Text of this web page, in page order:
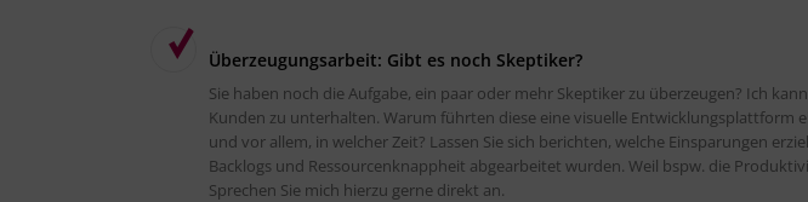
Überzeugungsarbeit: Gibt es noch Skeptiker?
Sie haben noch die Aufgabe, ein paar oder mehr Skeptiker zu überzeugen? Ich
Kunden zu unterhalten. Warum führten diese eine visuelle Entwicklungsplattform
und vor allem, in welcher Zeit? Lassen Sie sich berichten, welche Einsparungen
Backlogs und Ressourcenknappheit abgearbeitet wurden. Weil bspw. die
Sprechen Sie mich hierzu gerne direkt an.